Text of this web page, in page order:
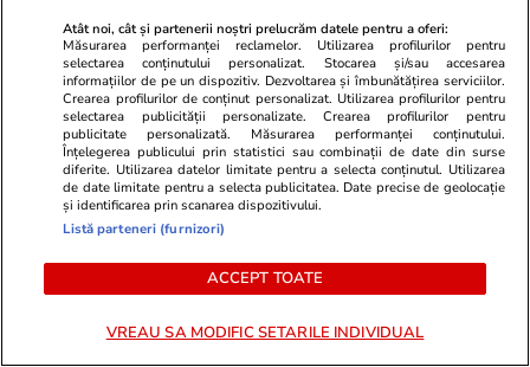
Știri România
Trei fraude sunt raportate în
fiecare oră în România. „Se
exploatează vulnerabilitatea
umană, ingineria socială”
Știri România 14:00
Cum relativizează judecătorii
legislația împotriva
Atât noi, cât și partenerii noștri prelucrăm datele pentru a oferi:
Măsurarea performanței reclamelor. Utilizarea profilurilor pentru
selectarea conținutului personalizat. Stocarea și/sau accesarea
informațiilor de pe un dispozitiv. Dezvoltarea și îmbunătățirea serviciilor.
Crearea profilurilor de conținut personalizat. Utilizarea profilurilor pentru
selectarea publicității personalizate. Crearea profilurilor pentru
publicitate personalizată. Măsurarea performanței conținutului.
Înțelegerea publicului prin statistici sau combinații de date din surse
diferite. Utilizarea datelor limitate pentru a selecta conținutul. Utilizarea
de date limitate pentru a selecta publicitatea. Date precise de geolocație
și identificarea prin scanarea dispozitivului.
Listă parteneri (furnizori)
ACCEPT TOATE
VREAU SA MODIFIC SETARILE INDIVIDUAL